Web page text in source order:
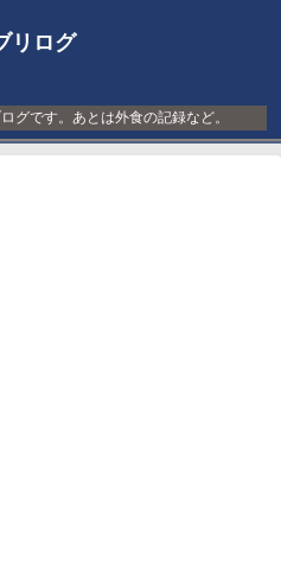
リログ
グです。あとは外食の記録など。